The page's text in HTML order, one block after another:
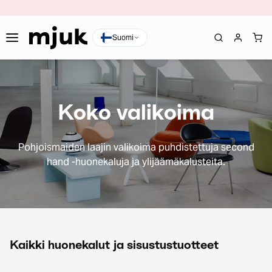
Suomi
Koko valikoima
Pohjoismaiden laajin valikoima puhdistettuja second
hand -huonekaluja ja ylijäämäkalusteita.
Kaikki huonekalut ja sisustustuotteet